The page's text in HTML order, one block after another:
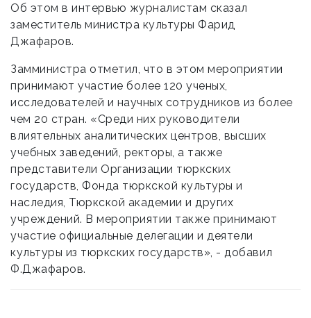
Oб этом в интервью журналистам сказал
заместитель министра культуры Фарид
Джафаров.
Замминистра отметил, что в этом мероприятии
принимают участие более 120 ученых,
исследователей и научных сотрудников из более
чем 20 стран. «Среди них руководители
влиятельных аналитических центров, высших
учебных заведений, ректоры, а также
представители Организации тюркских
государств, Фонда тюркской культуры и
наследия, Тюркской академии и других
учреждений. В мероприятии также принимают
участие официальные делегации и деятели
культуры из тюркских государств», - добавил
Ф.Джафаров.